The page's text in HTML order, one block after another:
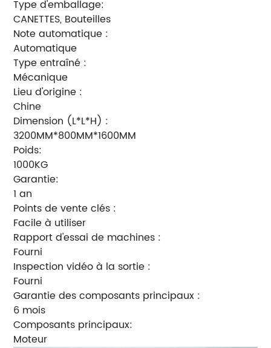
Type d'emballage:
CANETTES, Bouteilles
Note automatique :
Automatique
Type entraîné :
Mécanique
Lieu d'origine :
Chine
Dimension (L*L*H) :
3200MM*800MM*1600MM
Poids:
1000KG
Garantie:
1 an
Points de vente clés :
Facile à utiliser
Rapport d'essai de machines :
Fourni
Inspection vidéo à la sortie :
Fourni
Garantie des composants principaux :
6 mois
Composants principaux:
Moteur